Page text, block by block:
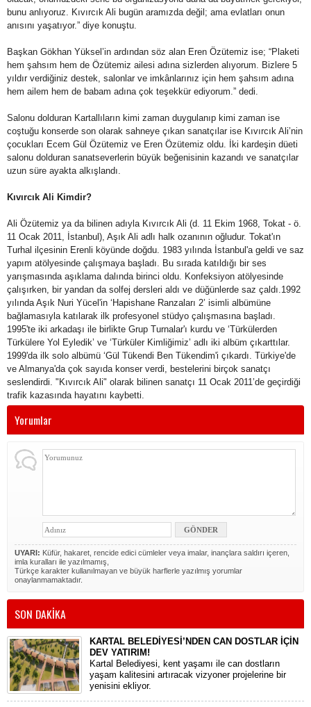
bunu anlıyoruz. Kıvırcık Ali bugün aramızda değil; ama evlatları onun
anısını yaşatıyor.” diye konuştu.
Başkan Gökhan Yüksel’in ardından söz alan Eren Özütemiz ise; “Plaketi
hem şahsım hem de Özütemiz ailesi adına sizlerden alıyorum. Bizlere 5
yıldır verdiğiniz destek, salonlar ve imkânlarınız için hem şahsım adına
hem ailem hem de babam adına çok teşekkür ediyorum.” dedi.
Salonu dolduran Kartallıların kimi zaman duygulanıp kimi zaman ise
coştuğu konserde son olarak sahneye çıkan sanatçılar ise Kıvırcık Ali’nin
çocukları Ecem Gül Özütemiz ve Eren Özütemiz oldu. İki kardeşin düeti
salonu dolduran sanatseverlerin büyük beğenisinin kazandı ve sanatçılar
uzun süre ayakta alkışlandı.
Kıvırcık Ali Kimdir?
Ali Özütemiz ya da bilinen adıyla Kıvırcık Ali (d. 11 Ekim 1968, Tokat - ö.
11 Ocak 2011, İstanbul), Aşık Ali adlı halk ozanının oğludur. Tokat'ın
Turhal ilçesinin Erenli köyünde doğdu. 1983 yılında İstanbul'a geldi ve saz
yapım atölyesinde çalışmaya başladı. Bu sırada katıldığı bir ses
yarışmasında aşıklama dalında birinci oldu. Konfeksiyon atölyesinde
çalışırken, bir yandan da solfej dersleri aldı ve düğünlerde saz çaldı.1992
yılında Aşık Nuri Yücel'in ‘Hapishane Ranzaları 2’ isimli albümüne
bağlamasıyla katılarak ilk profesyonel stüdyo çalışmasına başladı.
1995'te iki arkadaşı ile birlikte Grup Turnalar'ı kurdu ve ‘Türkülerden
Türkülere Yol Eyledik’ ve ‘Türküler Kimliğimiz’ adlı iki albüm çıkarttılar.
1999'da ilk solo albümü ‘Gül Tükendi Ben Tükendim'i çıkardı. Türkiye'de
ve Almanya'da çok sayıda konser verdi, bestelerini birçok sanatçı
seslendirdi. "Kıvırcık Ali" olarak bilinen sanatçı 11 Ocak 2011’de geçirdiği
trafik kazasında hayatını kaybetti.
Yorumlar
UYARI: Küfür, hakaret, rencide edici cümleler veya imalar, inançlara saldırı içeren,
imla kuralları ile yazılmamış,
Türkçe karakter kullanılmayan ve büyük harflerle yazılmış yorumlar
onaylanmamaktadır.
SON DAKİKA
KARTAL BELEDİYESİ’NDEN CAN DOSTLAR İÇİN
DEV YATIRIM!
Kartal Belediyesi, kent yaşamı ile can dostların
yaşam kalitesini artıracak vizyoner projelerine bir
yenisini ekliyor.